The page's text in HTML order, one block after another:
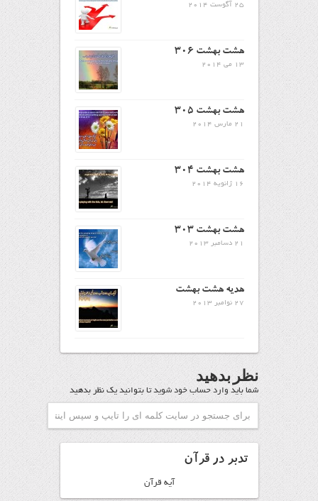
25 آگوست 2014
هشت بهشت 306
13 می 2014
هشت بهشت 305
21 مارس 2014
هشت بهشت 304
16 ژانویه 2014
هشت بهشت 303
21 دسامبر 2013
هدیه هشت بهشت
27 نوامبر 2013
نظر بدهید
شما بایدوارد حساب خود شویدتا بتوانید یک نظر بدهید
تدبر در قرآن
آیه قرآن